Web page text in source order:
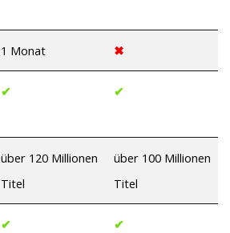
1 Monat ✖
✔ ✔
über 120 Millionen
Titel
über 100 Millionen
Titel
✔ ✔